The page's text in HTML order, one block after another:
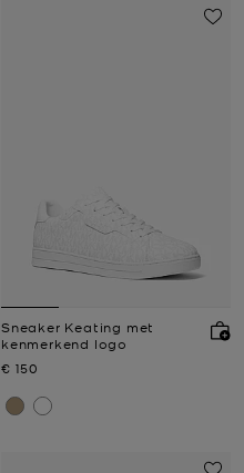
Sneaker Keating met
kenmerkend logo
Nu
€ 150